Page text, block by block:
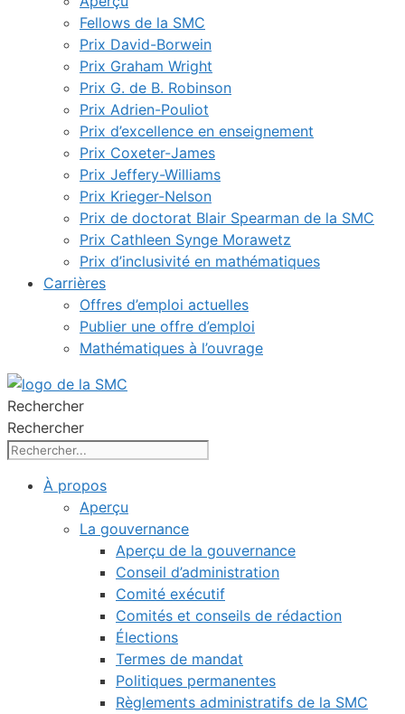
Fellows de la SMC
Prix David-Borwein
Prix Graham Wright
Prix G. de B. Robinson
Prix Adrien-Pouliot
Prix d’excellence en enseignement
Prix Coxeter-James
Prix Jeffery-Williams
Prix Krieger-Nelson
Prix de doctorat Blair Spearman de la SMC
Prix Cathleen Synge Morawetz
Prix d’inclusivité en mathématiques
Carrières
Offres d’emploi actuelles
Publier une offre d’emploi
Mathématiques à l’ouvrage
Rechercher
Rechercher
À propos
Aperçu
La gouvernance
Aperçu de la gouvernance
Conseil d’administration
Comité exécutif
Comités et conseils de rédaction
Élections
Termes de mandat
Politiques permanentes
Règlements administratifs de la SMC